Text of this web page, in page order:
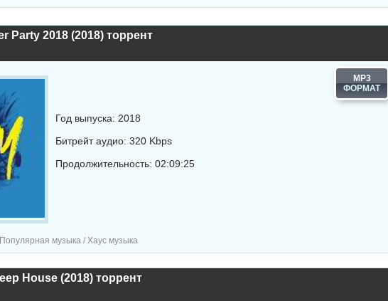
Party 2018 (2018) торрент
MP3
Год выпуска: 2018
Битрейт аудио: 320 Kbps
Продолжительность: 02:09:25
музыка / Хаус музыка
House (2018) торрент